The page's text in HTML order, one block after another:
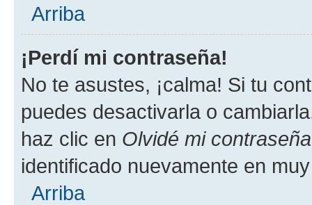
Arriba
¡Perdí mi contraseña!
No te asustes, ¡calma! Si tu
puedes desactivarla o
haz clic en Olvidé mi contraseña
identificado nuevamente en
Arriba